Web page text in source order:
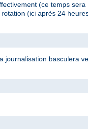
(ce temps sera
(ici après 24
journalisation basculera